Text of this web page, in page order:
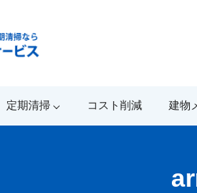
定期清掃 コスト削減 建物